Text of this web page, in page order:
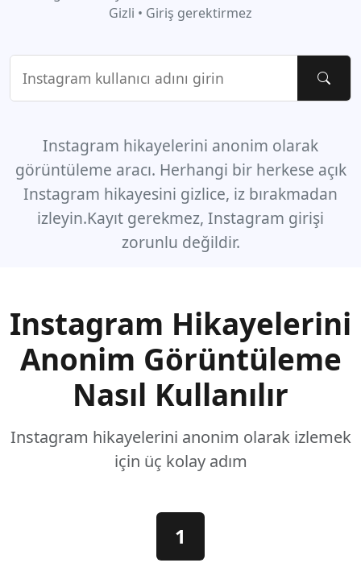
Gizli • Giriş gerektirmez
Instagram hikayelerini anonim olarak
görüntüleme aracı. Herhangi bir herkese açık
Instagram hikayesini gizlice, iz bırakmadan
izleyin.Kayıt gerekmez, Instagram girişi
zorunlu değildir.
Instagram Hikayelerini
Anonim Görüntüleme
Nasıl Kullanılır
Instagram hikayelerini anonim olarak izlemek
için üç kolay adım
1